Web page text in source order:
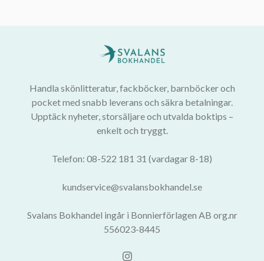
Handla skönlitteratur, fackböcker, barnböcker och
pocket med snabb leverans och säkra betalningar.
Upptäck nyheter, storsäljare och utvalda boktips –
enkelt och tryggt.
Telefon: 08-522 181 31 (vardagar 8-18)
kundservice@svalansbokhandel.se
Svalans Bokhandel ingår i Bonnierförlagen AB org.nr
556023-8445